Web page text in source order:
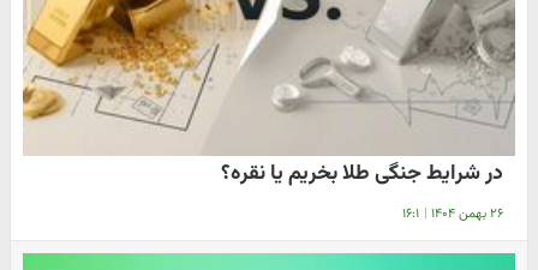
در شرایط جنگی طلا بخریم یا نقره؟
۲۶ بهمن ۱۴۰۴ | ۱۶:۱